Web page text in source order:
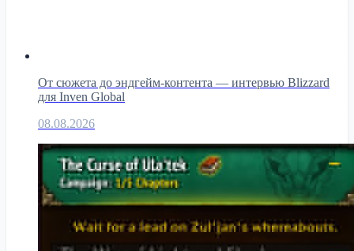
От сюжета до эндгейм-контента — интервью Blizzard
для Inven Global
08.08.2026